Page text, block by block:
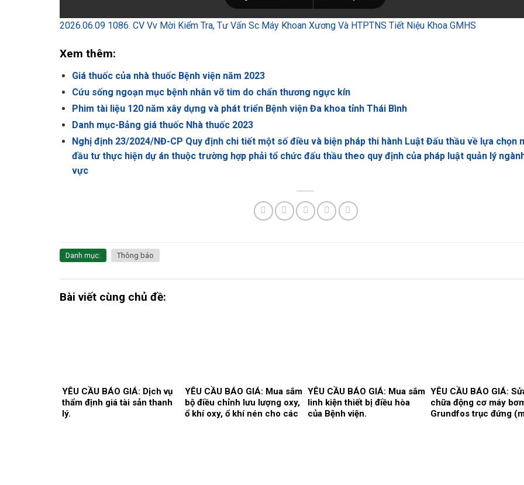
2026.06.09 1086. CV Vv Mời Kiểm Tra, Tư Vấn Sc Máy Khoan Xương Và HTPTNS Tiết Niệu Khoa GMHS
Xem thêm:
Giá thuốc của nhà thuốc Bệnh viện năm 2023
Cứu sống ngoạn mục bệnh nhân vỡ tim do chấn thương ngực kín
Phim tài liệu 120 năm xây dựng và phát triển Bệnh viện Đa khoa tỉnh Thái Bình
Danh mục-Bảng giá thuốc Nhà thuốc 2023
Nghị định 23/2024/NĐ-CP Quy định chi tiết một số điều và biện pháp thi hành Luật Đấu thầu về lựa chọn
đầu tư thực hiện dự án thuộc trường hợp phải tổ chức đấu thầu theo quy định của pháp luật quản lý
vực
Danh mục: Thông báo
Bài viết cùng chủ đề:
YÊU CẦU BÁO GIÁ: Dịch vụ
thẩm định giá tài sản thanh
lý.
YÊU CẦU BÁO GIÁ: Mua sắm
bộ điều chỉnh lưu lượng oxy,
ổ khí oxy, ổ khí nén cho các
YÊU CẦU BÁO GIÁ: Mua sắm
linh kiện thiết bị điều hòa
của Bệnh viện.
YÊU CẦU BÁO GIÁ:
chữa động cơ máy
Grundfos trục đứng